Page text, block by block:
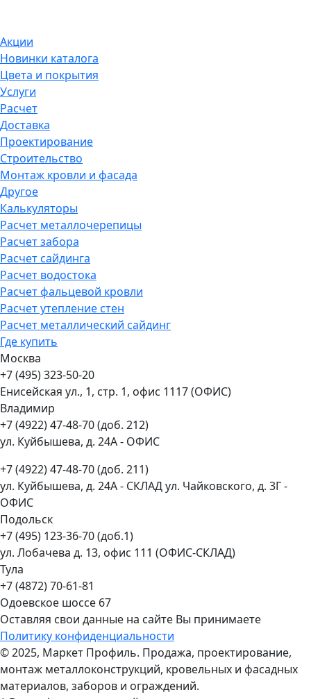
Акции
Новинки каталога
Цвета и покрытия
Услуги
Расчет
Доставка
Проектирование
Строительство
Монтаж кровли и фасада
Другое
Калькуляторы
Расчет металлочерепицы
Расчет забора
Расчет сайдинга
Расчет водостока
Расчет фальцевой кровли
Расчет утепление стен
Расчет металлический сайдинг
Где купить
Москва
+7 (495) 323-50-20
Енисейская ул., 1, стр. 1, офис 1117 (ОФИС)
Владимир
+7 (4922) 47-48-70 (доб. 212)
ул. Куйбышева, д. 24А - ОФИС
+7 (4922) 47-48-70 (доб. 211)
ул. Куйбышева, д. 24А - СКЛАД ул. Чайковского, д. 3Г -
ОФИС
Подольск
+7 (495) 123-36-70 (доб.1)
ул. Лобачева д. 13, офис 111 (ОФИС-СКЛАД)
Тула
+7 (4872) 70-61-81
Одоевское шоссе 67
Оставляя свои данные на сайте Вы принимаете
Политику конфиденциальности
© 2025, Маркет Профиль. Продажа, проектирование,
монтаж металлоконструкций, кровельных и фасадных
материалов, заборов и ограждений.